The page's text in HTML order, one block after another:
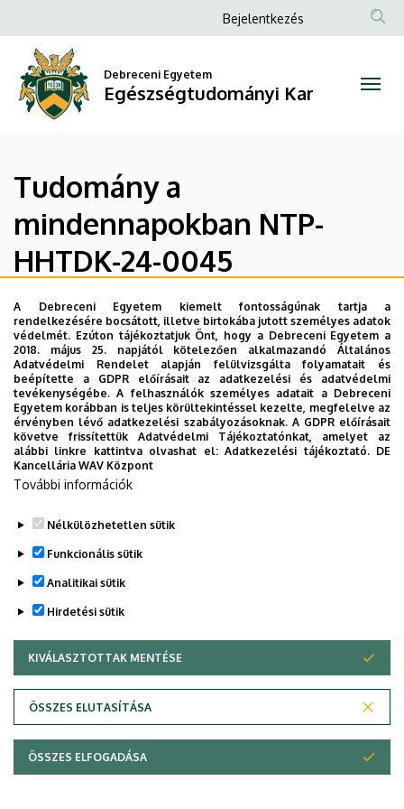
mindennapokban
NTP-
HHTDK-
24-
0045
|
Egészségtudományi
Kar
a
tartalomra
Anonim
menüje
Bejelentkezés
Debreceni Egyetem
Egészségtudományi Kar
Tudomány a
mindennapokban NTP-
HHTDK-24-0045
Szakmai beszámoló
Galéria
Legutóbbi frissítés: 2026. 02. 13. 10:00
Adatvédelem
Copyright © 2026 Unideb
A Debreceni Egyetem kiemelt fontosságúnak tartja a
rendelkezésére bocsátott, illetve birtokába jutott személyes adatok
védelmét. Ezúton tájékoztatjuk Önt, hogy a Debreceni Egyetem a
2018. május 25. napjától kötelezően alkalmazandó Általános
Adatvédelmi Rendelet alapján felülvizsgálta folyamatait és
beépítette a GDPR előírásait az adatkezelési és adatvédelmi
tevékenységébe. A felhasználók személyes adatait a Debreceni
Egyetem korábban is teljes körültekintéssel kezelte, megfelelve az
érvényben lévő adatkezelési szabályozásoknak. A GDPR előírásait
követve frissítettük Adatvédelmi Tájékoztatónkat, amelyet az
alábbi linkre kattintva olvashat el:Adatkezelési tájékoztató. DE
Kancellária WAV Központ
További információk
Nélkülözhetetlen sütik
Funkcionális sütik
Analitikai sütik
Hirdetési sütik
KIVÁLASZTOTTAK MENTÉSE
ÖSSZES ELUTASÍTÁSA
WITHDRAW CONSENT
ÖSSZES ELFOGADÁSA